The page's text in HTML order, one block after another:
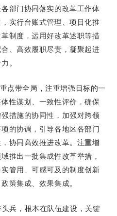
部门协同落实的改革工作体
实行台账式管理、项目化推
制度，运用好改革述职等措
、高效履职尽责，凝聚起进
。
点带全局，注重增强目标的一
性谋划、一致性评价，确保
措施的协同性，加强对跨领
的协调，引导各地区各部门
协同高效推进改革。注重增
推出一批集成性改革举措，
管用、可感可及的制度创新
策集成、效果集成。
头兵，根本在队伍建设，关键